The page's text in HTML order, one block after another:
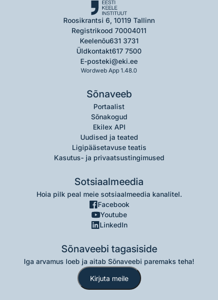
Roosikrantsi 6, 10119 Tallinn
Registrikood 70004011
Keelenõu631 3731
Üldkontakt617 7500
E-posteki@eki.ee
Wordweb App 1.48.0
Sõnaveeb
Portaalist
Sõnakogud
Ekilex API
Uudised ja teated
Ligipääsetavuse teatis
Kasutus- ja privaatsustingimused
Sotsiaalmeedia
Hoia pilk peal meie sotsiaalmeedia kanalitel.
Facebook
Youtube
LinkedIn
Sõnaveebi tagasiside
Iga arvamus loeb ja aitab Sõnaveebi paremaks teha!
Kirjuta meile